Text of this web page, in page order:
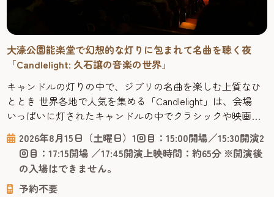
大濠公園能楽堂で幻想的な灯りに包まれて名曲を聴く夜
「Candlelight: 久石譲の音楽の世界」
キャンドルの灯りの中で、ジブリの名曲を楽しむ上質なひ
ととき 世界各地で人気を集める「Candlelight」は、会場
いっぱいに灯されたキャンドルの中でクラシックや映画音
楽を聴く新しい形のコンサートシリーズです。たくさんの
キャンドルが揺らめく幻想的な空間と一流の弦楽器奏者が
生み出す音色は、言葉の壁を超えて心に響きます。 会場は
檜造りの本格的な能楽堂で、普段は能や狂言が上演される
日本の伝統建築で...
2026年8月15日（土曜日）1回目：15:00開場／15:30開演2
回目：17:15開場 ／17:45開演上映時間：約65分 ※開演後
の入場はできません。
予約不要